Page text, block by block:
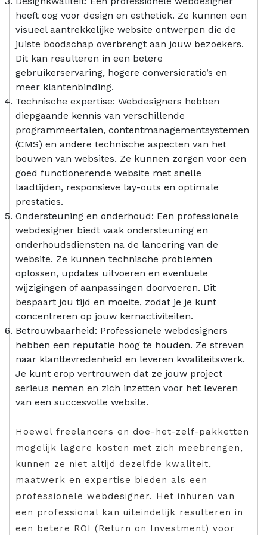
heeft oog voor design en esthetiek. Ze kunnen een
visueel aantrekkelijke website ontwerpen die de
juiste boodschap overbrengt aan jouw bezoekers.
Dit kan resulteren in een betere
gebruikerservaring, hogere conversieratio’s en
meer klantenbinding.
Technische expertise: Webdesigners hebben
diepgaande kennis van verschillende
programmeertalen, contentmanagementsystemen
(CMS) en andere technische aspecten van het
bouwen van websites. Ze kunnen zorgen voor een
goed functionerende website met snelle
laadtijden, responsieve lay-outs en optimale
prestaties.
Ondersteuning en onderhoud: Een professionele
webdesigner biedt vaak ondersteuning en
onderhoudsdiensten na de lancering van de
website. Ze kunnen technische problemen
oplossen, updates uitvoeren en eventuele
wijzigingen of aanpassingen doorvoeren. Dit
bespaart jou tijd en moeite, zodat je je kunt
concentreren op jouw kernactiviteiten.
Betrouwbaarheid: Professionele webdesigners
hebben een reputatie hoog te houden. Ze streven
naar klanttevredenheid en leveren kwaliteitswerk.
Je kunt erop vertrouwen dat ze jouw project
serieus nemen en zich inzetten voor het leveren
van een succesvolle website.
Hoewel freelancers en doe-het-zelf-pakketten
mogelijk lagere kosten met zich meebrengen,
kunnen ze niet altijd dezelfde kwaliteit,
maatwerk en expertise bieden als een
professionele webdesigner. Het inhuren van
een professional kan uiteindelijk resulteren in
een betere ROI (Return on Investment) voor